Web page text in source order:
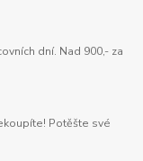
dní. Nad 900,- za
Potěšte své